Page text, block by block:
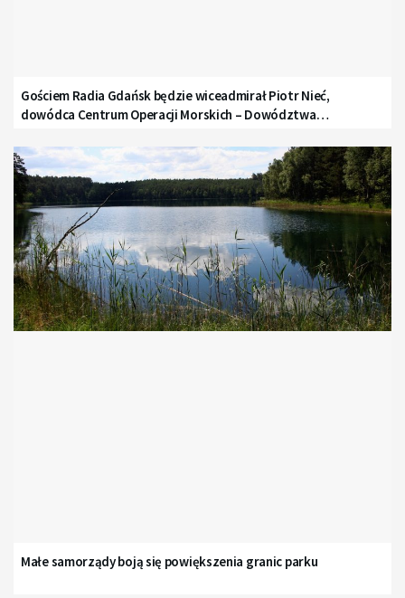
Gościem Radia Gdańsk będzie wiceadmirał Piotr Nieć,
dowódca Centrum Operacji Morskich – Dowództwa
Małe samorządy boją się powiększenia granic parku